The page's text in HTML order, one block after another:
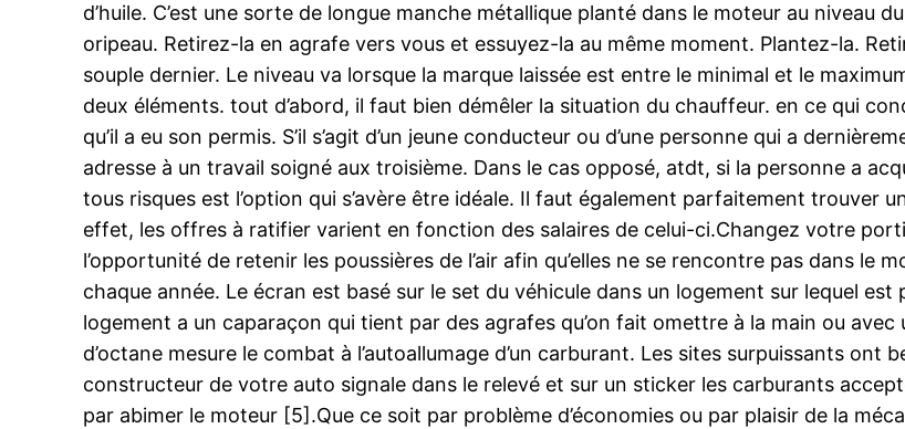
d’huile. C’est une sorte de longue manche métallique planté dans le moteur au niveau
oripeau. Retirez-la en agrafe vers vous et essuyez-la au même moment. Plantez-la.
souple dernier. Le niveau va lorsque la marque laissée est entre le minimal et le
deux éléments. tout d’abord, il faut bien démêler la situation du chauffeur. en ce qui
qu’il a eu son permis. S’il s’agit d’un jeune conducteur ou d’une personne qui a
adresse à un travail soigné aux troisième. Dans le cas opposé, atdt, si la personne a
tous risques est l’option qui s’avère être idéale. Il faut également parfaitement trouver
effet, les offres à ratifier varient en fonction des salaires de celui-ci.Changez votre
l’opportunité de retenir les poussières de l’air afin qu’elles ne se rencontre pas dans
chaque année. Le écran est basé sur le set du véhicule dans un logement sur lequel est
logement a un caparaçon qui tient par des agrafes qu’on fait omettre à la main ou
d’octane mesure le combat à l’autoallumage d’un carburant. Les sites surpuissants ont
constructeur de votre auto signale dans le relevé et sur un sticker les carburants
par abimer le moteur [5].Que ce soit par problème d’économies ou par plaisir de la